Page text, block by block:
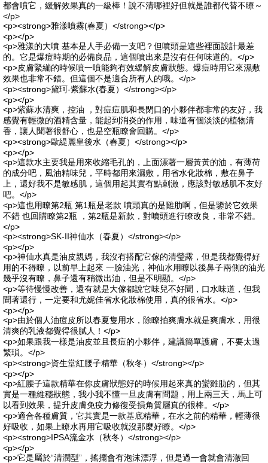
都會噴它，緩解效果真的一級棒！說不清哪裡好但就是誰都代替不瞭～
</p>
<p><strong>雅漾噴霧(春夏）</strong></p>
<p></p>
<p>雅漾的大噴 基本是人手必備一支吧？但噴頭是這些裡面設計最差
的。它是爆痘時期的必備良品，這個噴出來是沒有任何味道的。</p>
<p>皮膚緊繃的時候噴一噴能夠有效緩解皮膚狀態。爆痘時用它來濕敷
效果也非常不錯。但這個不是適合所有人的哦。</p>
<p><strong>黛珂-紫蘇水(春夏）</strong></p>
<p></p>
<p>紫蘇水清爽，控油 ，對痘痘肌和長閉口的小夥伴都非常的友好，我
感覺有輕微的酒精含量，能起到消炎的作用，味道有個淡淡的植物清
香，讓人聞著很舒心，也是空瓶瞭會回購。</p>
<p><strong>歐緹麗皇後水（春夏）</strong></p>
<p></p>
<p>這款水主要我是用來收縮毛孔的，上面漂著一層黃黃的油，有薄荷
的成分吧，風油精味兒，平時都用來濕敷，用省水化妝棉，敷在鼻子
上，還好我不是敏感肌，這個用起其實有點刺激，應該對敏感肌不友好
吧。</p>
<p>這也用瞭第2瓶 第1瓶是老款 噴頭真的是雞肋啊，但是鑒於它效果
不錯 也回購瞭第2瓶 ，第2瓶是新款，對噴頭進行瞭改良，非常不錯。
</p>
<p><strong>SK-II神仙水（春夏）</strong></p>
<p></p>
<p>神仙水真是油皮親媽，我沒有搭配它傢的清瑩露，但是我都覺得好
用的不得瞭，以前早上起來 一臉油光，神仙水用瞭以後鼻子兩側的油光
幾乎沒有瞭，鼻子還有稍微出油，但是不明顯。</p>
<p>等待慢慢改善，還有就是大傢都說它味兒不好聞，口水味道，但我
聞著還行，一定要和尤妮佳省水化妝棉使用，真的很省水。</p>
<p></p>
<p>由於個人油痘皮所以春夏隻用水，除瞭拍爽膚水就是爽膚水，用很
清爽的乳液都覺得很膩人！</p>
<p>如果跟我一樣是油皮並且長痘的小夥伴，建議簡單護膚，不要太過
繁瑣。</p>
<p><strong>資生堂紅腰子精華（秋冬）</strong></p>
<p></p>
<p>紅腰子這款精華在你皮膚狀態好的時候用起來真的蠻雞肋的，但其
實是一種維穩狀態，我小我不懂一旦皮膚有問題，用上兩三天，馬上可
以看到效果，提升皮膚免疫力修復受損角質層真的很棒。</p>
<p>適合各種膚質，它其實是一款基底精華，在水之前的精華，輕薄很
好吸收，如果上瞭水再用它吸收就沒那麼好瞭。</p>
<p><strong>IPSA流金水（秋冬）</strong></p>
<p></p>
<p>它是屬於“清潤型”，搖擺會有泡沫漂浮，但是過一會就會清澈回